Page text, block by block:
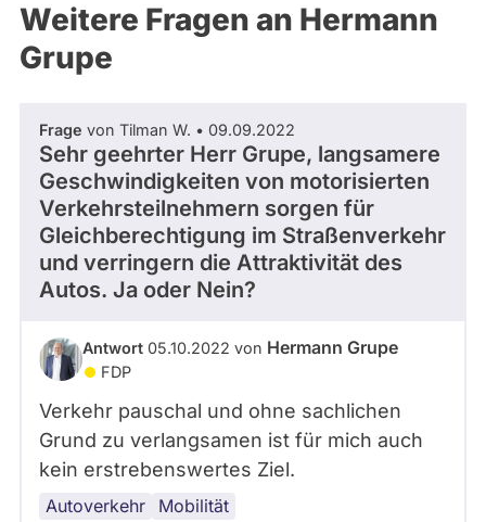
Weitere Fragen an Hermann
Grupe
Frage von Tilman W. • 09.09.2022
Sehr geehrter Herr Grupe, langsamere
Geschwindigkeiten von motorisierten
Verkehrsteilnehmern sorgen für
Gleichberechtigung im Straßenverkehr
und verringern die Attraktivität des
Autos. Ja oder Nein?
Antwort 05.10.2022 von Hermann Grupe
FDP
Verkehr pauschal und ohne sachlichen
Grund zu verlangsamen ist für mich auch
kein erstrebenswertes Ziel.
Autoverkehr
Mobilität